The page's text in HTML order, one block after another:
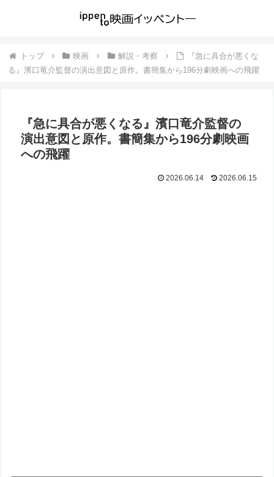
トップ 映画 解説・考察
『急に具合が悪くな
る』濱口竜介監督の演出意図と原作。書簡集から196分劇映画への飛躍
『急に具合が悪くなる』濱口竜介監督の
演出意図と原作。書簡集から196分劇映画
への飛躍
2026.06.14 2026.06.15